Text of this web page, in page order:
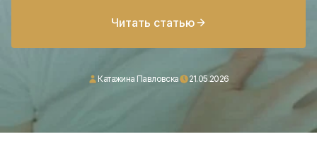
Читать статью
Катажина Павловска 21.05.2026